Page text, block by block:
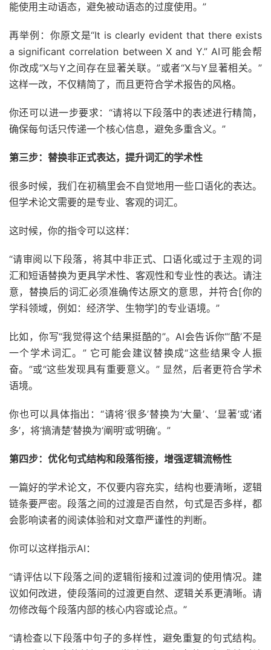
能使用主动语态，避免被动语态的过度使用。”
再举例：你原文是“It is clearly evident that there exists
a significant correlation between X and Y.” AI可能会帮
你改成“X与Y之间存在显著关联。”或者“X与Y显著相关。”
这样一改，不仅精简了，而且更符合学术报告的风格。
你还可以进一步要求：“请将以下段落中的表述进行精简，
确保每句话只传递一个核心信息，避免多重含义。”
第三步：替换非正式表达，提升词汇的学术性
很多时候，我们在初稿里会不自觉地用一些口语化的表达。
但学术论文需要的是专业、客观的词汇。
这时候，你的指令可以这样：
“请审阅以下段落，将其中非正式、口语化或过于主观的词
汇和短语替换为更具学术性、客观性和专业性的表达。请注
意，替换后的词汇必须准确传达原文的意思，并符合[你的
学科领域，例如：经济学、生物学]的专业语境。”
比如，你写“我觉得这个结果挺酷的”。AI会告诉你“‘酷’不是
一个学术词汇。” 它可能会建议替换成“这些结果令人振
奋。”或“这些发现具有重要意义。” 显然，后者更符合学术
语境。
你也可以具体指出：“请将‘很多’替换为‘大量’、‘显著’或‘诸
多’，将‘搞清楚’替换为‘阐明’或‘明确’。”
第四步：优化句式结构和段落衔接，增强逻辑流畅性
一篇好的学术论文，不仅要内容充实，结构也要清晰，逻辑
链条要严密。段落之间的过渡是否自然，句式是否多样，都
会影响读者的阅读体验和对文章严谨性的判断。
你可以这样指示AI：
“请评估以下段落之间的逻辑衔接和过渡词的使用情况。建
议如何改进，使段落间的过渡更自然、逻辑关系更清晰。请
勿修改每个段落内部的核心内容或论点。”
“请检查以下段落中句子的多样性，避免重复的句式结构。